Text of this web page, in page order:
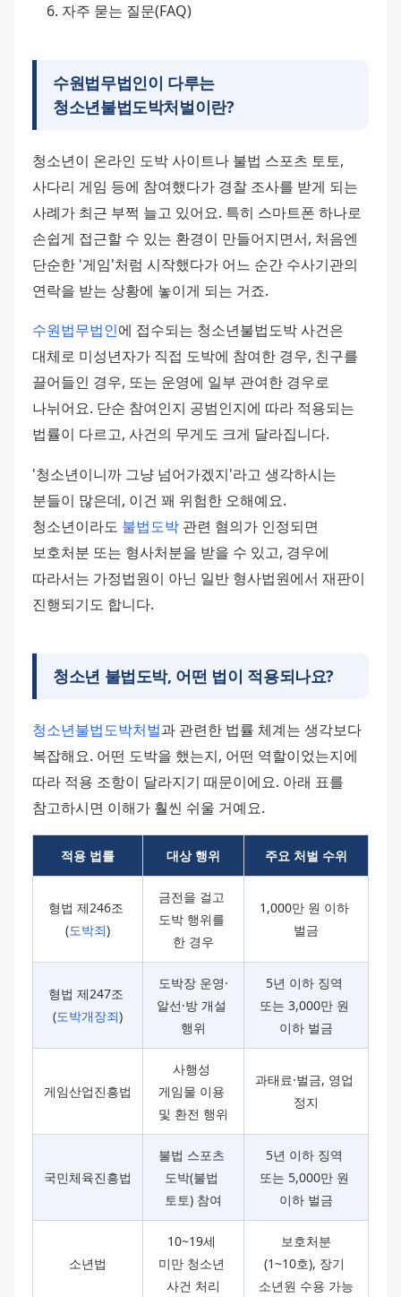
자주 묻는 질문(FAQ)
수원법무법인이 다루는
청소년불법도박처벌이란?
청소년이 온라인 도박 사이트나 불법 스포츠 토토,
사다리 게임 등에 참여했다가 경찰 조사를 받게 되는
사례가 최근 부쩍 늘고 있어요. 특히 스마트폰 하나로
손쉽게 접근할 수 있는 환경이 만들어지면서, 처음엔
단순한 '게임'처럼 시작했다가 어느 순간 수사기관의
연락을 받는 상황에 놓이게 되는 거죠.
수원법무법인에 접수되는 청소년불법도박 사건은
대체로 미성년자가 직접 도박에 참여한 경우, 친구를
끌어들인 경우, 또는 운영에 일부 관여한 경우로
나뉘어요. 단순 참여인지 공범인지에 따라 적용되는
법률이 다르고, 사건의 무게도 크게 달라집니다.
'청소년이니까 그냥 넘어가겠지'라고 생각하시는
분들이 많은데, 이건 꽤 위험한 오해예요.
청소년이라도 불법도박 관련 혐의가 인정되면
보호처분 또는 형사처분을 받을 수 있고, 경우에
따라서는 가정법원이 아닌 일반 형사법원에서 재판이
진행되기도 합니다.
청소년 불법도박, 어떤 법이 적용되나요?
청소년불법도박처벌과 관련한 법률 체계는 생각보다
복잡해요. 어떤 도박을 했는지, 어떤 역할이었는지에
따라 적용 조항이 달라지기 때문이에요. 아래 표를
참고하시면 이해가 훨씬 쉬울 거예요.
적용 법률 대상 행위 주요 처벌 수위
형법 제246조
(도박죄)
금전을 걸고
도박 행위를
한 경우
1,000만 원 이하
벌금
형법 제247조
(도박개장죄)
도박장 운영·
알선·방 개설
행위
5년 이하 징역
또는 3,000만 원
이하 벌금
게임산업진흥법
사행성
게임물 이용
및 환전 행위
과태료·벌금, 영업
정지
국민체육진흥법
불법 스포츠
도박(불법
토토) 참여
5년 이하 징역
또는 5,000만 원
이하 벌금
소년법
10~19세
미만 청소년
사건 처리
보호처분
(1~10호), 장기
소년원 수용 가능